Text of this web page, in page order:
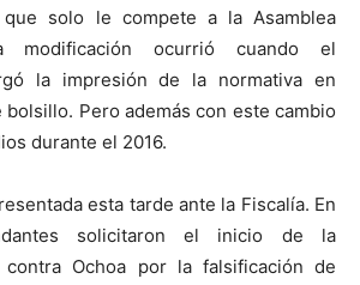
que solo le compete a la Asamblea
modificación ocurrió cuando el
la impresión de la normativa en
Pero además con este cambio
durante el 2016.
esta tarde ante la Fiscalía. En
solicitaron el inicio de la
Ochoa por la falsificación de